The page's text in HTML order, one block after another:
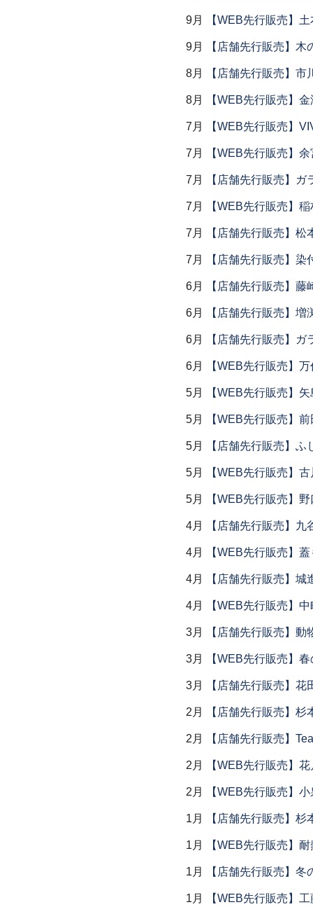
9月 【WEB先行販売】
9月 【店舗先行販売】木
8月 【店舗先行販売】
8月 【WEB先行販売】
7月 【WEB先行販売】
7月 【WEB先行販売】
7月 【店舗先行販売】ガ
7月 【WEB先行販売】
7月 【店舗先行販売】松
7月 【店舗先行販売】染
6月 【店舗先行販売】
6月 【店舗先行販売】増
6月 【店舗先行販売】ガ
6月 【WEB先行販売】
5月 【WEB先行販売】
5月 【WEB先行販売】
5月 【店舗先行販売】ふ
5月 【WEB先行販売】
5月 【WEB先行販売】
4月 【店舗先行販売】九
4月 【WEB先行販売】
4月 【店舗先行販売】城
4月 【WEB先行販売】
3月 【店舗先行販売】動
3月 【WEB先行販売】
3月 【店舗先行販売】
2月 【店舗先行販売】
2月 【店舗先行販売】
2月 【WEB先行販売】
2月 【WEB先行販売】
1月 【店舗先行販売】
1月 【WEB先行販売】
1月 【店舗先行販売】冬
1月 【WEB先行販売】